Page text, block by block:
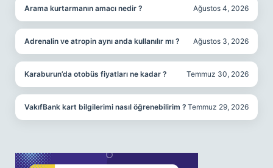
Arama kurtarmanın amacı nedir ? Ağustos 4, 2026
Adrenalin ve atropin aynı anda kullanılır mı ? Ağustos 3, 2026
Karaburun’da otobüs fiyatları ne kadar ? Temmuz 30, 2026
VakıfBank kart bilgilerimi nasıl öğrenebilirim ? Temmuz 29, 2026